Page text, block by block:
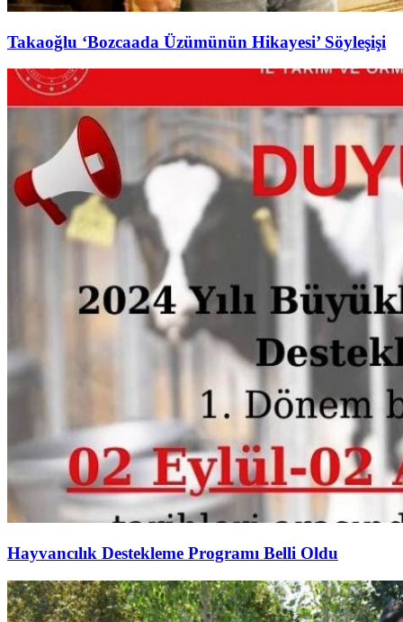
Takaoğlu ‘Bozcaada Üzümünün Hikayesi’ Söyleşişi
Hayvancılık Destekleme Programı Belli Oldu